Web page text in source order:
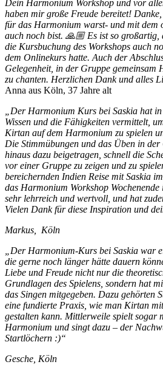
Dein Harmonium Workshop und vor
haben mir große Freude bereitet!
für das Harmonium warst- und mit dem
auch noch bist. 🙏🏼 Es ist so großartig,
die Kursbuchung des Workshops auch
dem Onlinekurs hatte. Auch der
Gelegenheit, in der Gruppe gemeinsam
zu chanten. Herzlichen Dank und alles
Anna aus Köln, 37 Jahre alt
„Der Harmonium Kurs bei Saskia hat
Wissen und die Fähigkeiten vermittelt,
Kirtan auf dem Harmonium zu spielen
Die Stimmübungen und das Üben in
hinaus dazu beigetragen, schnell die
vor einer Gruppe zu zeigen und zu
bereichernden Indien Reise mit Saskia
das Harmonium Workshop
sehr lehrreich und wertvoll, und hat
Vielen Dank für diese Inspiration und
Markus, Köln
„Der Harmonium-Kurs bei Saskia war
die gerne noch länger hätte dauern
Liebe und Freude nicht nur die
Grundlagen des Spielens, sondern hat
das Singen mitgegeben. Dazu gehörten
eine fundierte Praxis, wie man Kirtan
gestalten kann. Mittlerweile spielt sogar
Harmonium und singt dazu – der
Startlöchern :)“
Gesche, Köln